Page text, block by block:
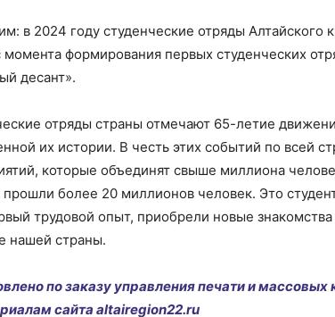
в 2024 году студенческие отряды
момента формирования первых студенческих
десант».
отряды страны отмечают 65-летие
их истории. В честь этих событий по всей
которые объединят свыше миллиона
прошли более 20 миллионов человек. Это
трудовой опыт, приобрели новые
нашей страны.
по заказу управления печати и
сайта altairegion22.ru